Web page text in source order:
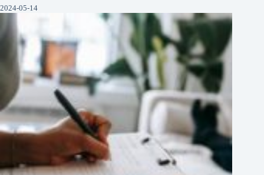
2024-05-14